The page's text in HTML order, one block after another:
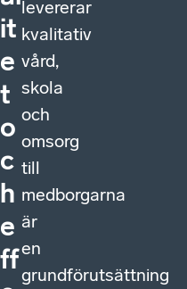
it
e
t
o
c
h
e
ff
levererar
kvalitativ
vård,
skola
och
omsorg
till
medborgarna
är
en
grundförutsättning